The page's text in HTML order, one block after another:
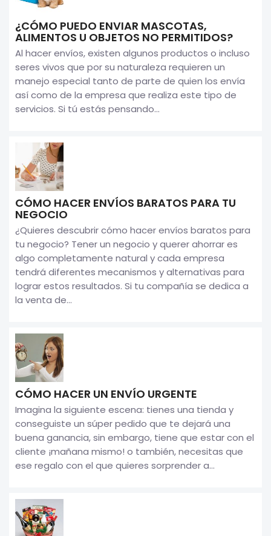
¿CÓMO PUEDO ENVIAR MASCOTAS,
ALIMENTOS U OBJETOS NO PERMITIDOS?
Al hacer envíos, existen algunos productos o incluso
seres vivos que por su naturaleza requieren un
manejo especial tanto de parte de quien los envía
así como de la empresa que realiza este tipo de
servicios. Si tú estás pensando...
CÓMO HACER ENVÍOS BARATOS PARA TU
NEGOCIO
¿Quieres descubrir cómo hacer envíos baratos para
tu negocio? Tener un negocio y querer ahorrar es
algo completamente natural y cada empresa
tendrá diferentes mecanismos y alternativas para
lograr estos resultados. Si tu compañía se dedica a
la venta de...
CÓMO HACER UN ENVÍO URGENTE
Imagina la siguiente escena: tienes una tienda y
conseguiste un súper pedido que te dejará una
buena ganancia, sin embargo, tiene que estar con el
cliente ¡mañana mismo! o también, necesitas que
ese regalo con el que quieres sorprender a...